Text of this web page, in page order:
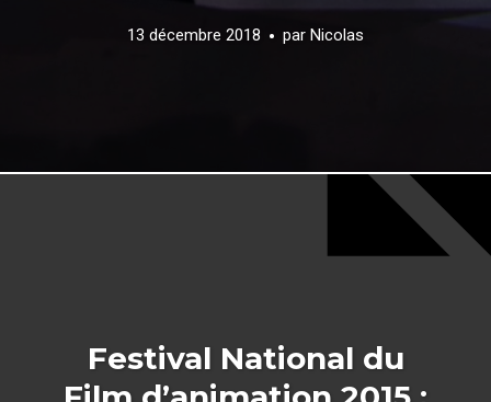
13 décembre 2018 par Nicolas
Festival National du